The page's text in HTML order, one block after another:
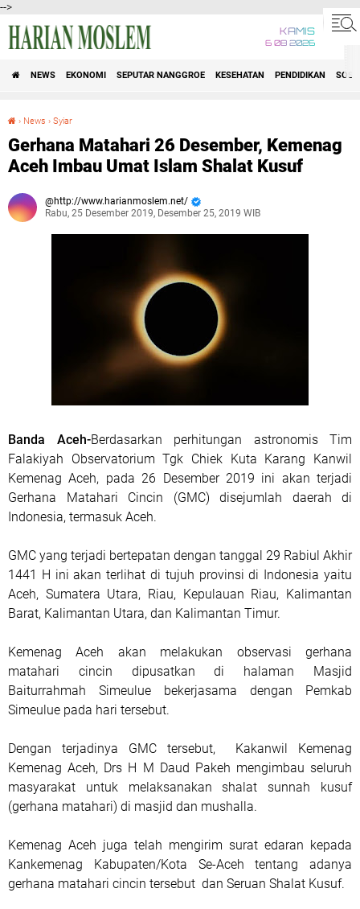
-->
KAMIS
6 08 2026
NEWS EKONOMI SEPUTAR NANGGROE KESEHATAN PENDIDIKAN
› News › Syiar
Gerhana Matahari 26 Desember, Kemenag
Aceh Imbau Umat Islam Shalat Kusuf
http://www.harianmoslem.net/
Rabu, 25 Desember 2019, Desember 25, 2019 WIB
Banda Aceh-Berdasarkan perhitungan astronomis Tim
Falakiyah Observatorium Tgk Chiek Kuta Karang Kanwil
Kemenag Aceh, pada 26 Desember 2019 ini akan terjadi
Gerhana Matahari Cincin (GMC) disejumlah daerah di
Indonesia, termasuk Aceh.
GMC yang terjadi bertepatan dengan tanggal 29 Rabiul Akhir
1441 H ini akan terlihat di tujuh provinsi di Indonesia yaitu
Aceh, Sumatera Utara, Riau, Kepulauan Riau, Kalimantan
Barat, Kalimantan Utara, dan Kalimantan Timur.
Kemenag Aceh akan melakukan observasi gerhana
matahari cincin dipusatkan di halaman Masjid
Baiturrahmah Simeulue bekerjasama dengan Pemkab
Simeulue pada hari tersebut.
Dengan terjadinya GMC tersebut, Kakanwil Kemenag
Kemenag Aceh, Drs H M Daud Pakeh mengimbau seluruh
masyarakat untuk melaksanakan shalat sunnah kusuf
(gerhana matahari) di masjid dan mushalla.
Kemenag Aceh juga telah mengirim surat edaran kepada
Kankemenag Kabupaten/Kota Se-Aceh tentang adanya
gerhana matahari cincin tersebut dan Seruan Shalat Kusuf.